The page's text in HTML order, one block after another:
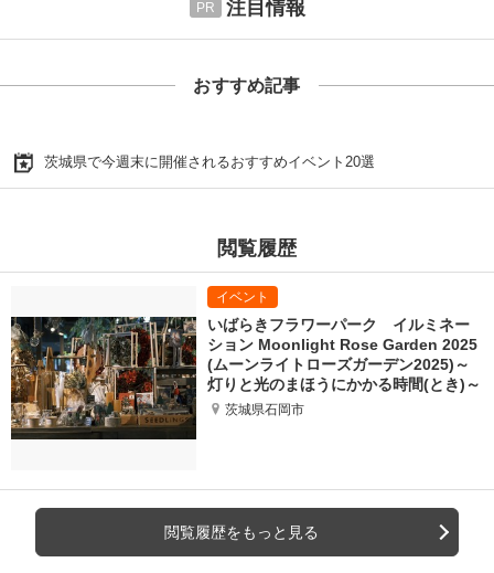
注目情報
おすすめ記事
茨城県で今週末に開催されるおすすめイベント20選
閲覧履歴
いばらきフラワーパーク イルミネー
ション Moonlight Rose Garden 2025
(ムーンライトローズガーデン2025)～
灯りと光のまほうにかかる時間(とき)～
茨城県石岡市
閲覧履歴をもっと見る